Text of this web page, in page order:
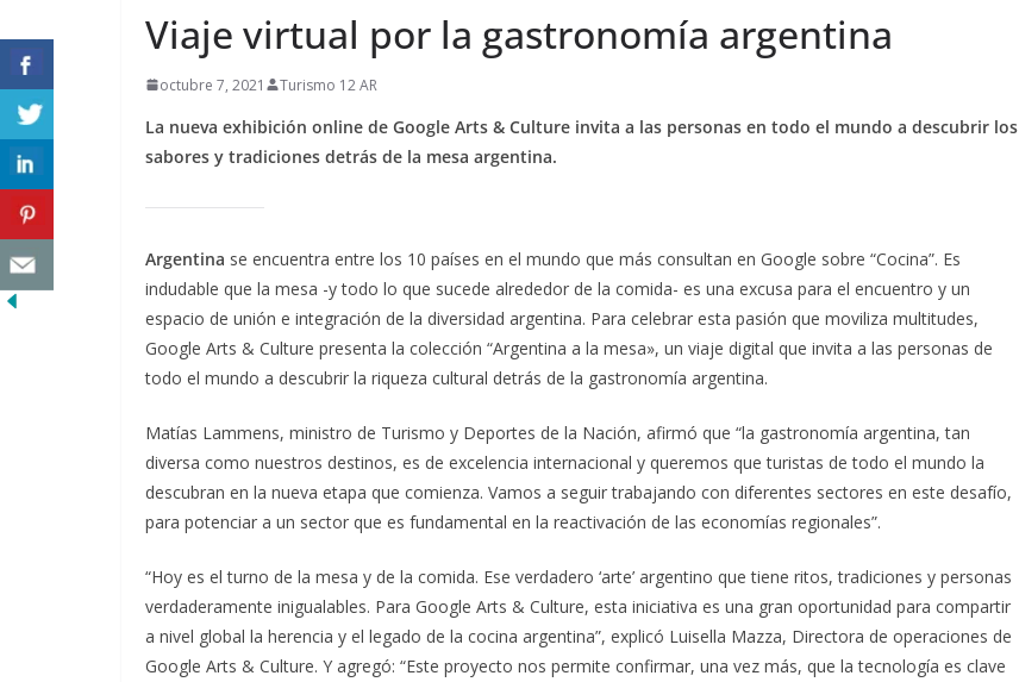
Viaje virtual por la gastronomía argentina
octubre 7, 2021 Turismo 12 AR
La nueva exhibición online de Google Arts & Culture invita a las personas en todo el mundo a descubrir los
sabores y tradiciones detrás de la mesa argentina.
Argentina se encuentra entre los 10 países en el mundo que más consultan en Google sobre “Cocina”. Es
indudable que la mesa -y todo lo que sucede alrededor de la comida- es una excusa para el encuentro y un
espacio de unión e integración de la diversidad argentina. Para celebrar esta pasión que moviliza multitudes,
Google Arts & Culture presenta la colección “Argentina a la mesa», un viaje digital que invita a las personas de
todo el mundo a descubrir la riqueza cultural detrás de la gastronomía argentina.
Matías Lammens, ministro de Turismo y Deportes de la Nación, afirmó que “la gastronomía argentina, tan
diversa como nuestros destinos, es de excelencia internacional y queremos que turistas de todo el mundo la
descubran en la nueva etapa que comienza. Vamos a seguir trabajando con diferentes sectores en este desafío,
para potenciar a un sector que es fundamental en la reactivación de las economías regionales”.
“Hoy es el turno de la mesa y de la comida. Ese verdadero ‘arte’ argentino que tiene ritos, tradiciones y personas
verdaderamente inigualables. Para Google Arts & Culture, esta iniciativa es una gran oportunidad para compartir
a nivel global la herencia y el legado de la cocina argentina”, explicó Luisella Mazza, Directora de operaciones de
Google Arts & Culture. Y agregó: “Este proyecto nos permite confirmar, una vez más, que la tecnología es clave